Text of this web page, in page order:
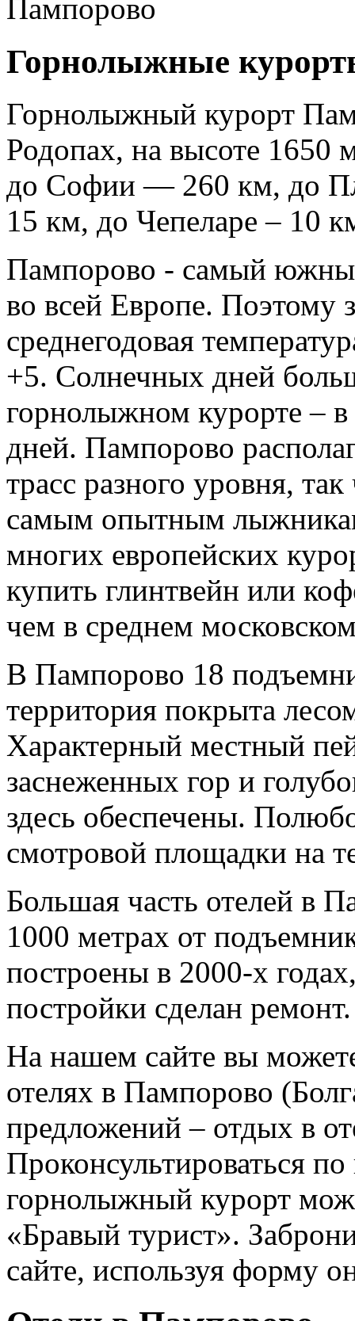
Горнолыжные
Горнолыжный курорт
Родопах, на высоте 1650
до Софии — 260 км, до
15 км, до Чепеларе – 10
Пампорово - самый
во всей Европе. Поэтому
среднегодовая
+5. Солнечных дней
горнолыжном курорте –
дней. Пампорово
трасс разного уровня,
самым опытным
многих европейских
купить глинтвейн или
чем в среднем
В Пампорово 18
территория покрыта
Характерный местный
заснеженных гор и
здесь обеспечены.
смотровой площадки на
Большая часть отелей в
1000 метрах от
построены в 2000-х
постройки сделан ремонт.
На нашем сайте вы
отелях в Пампорово
предложений – отдых в
Проконсультироваться
горнолыжный курорт
«Бравый турист».
сайте, используя форму